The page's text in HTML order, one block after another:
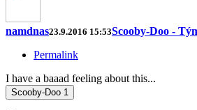
namdnas23.9.2016 15:53Scooby-Doo -
Permalink
I have a baaad feeling about this...
Scooby-Doo 1